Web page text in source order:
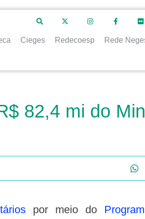
Cieges Redecoesp Rede
82,4 mi do
por meio do